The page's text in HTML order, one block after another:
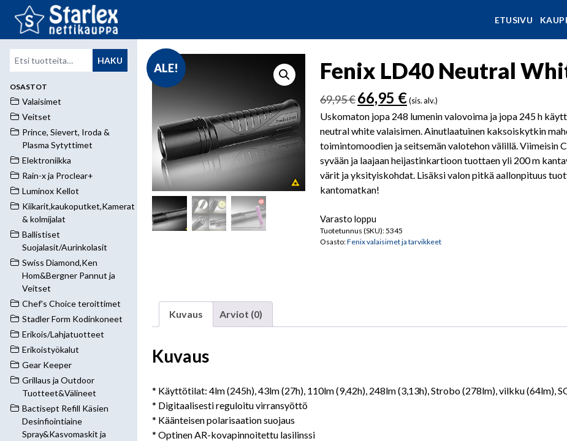
ETUSIVU
Etsi: HAKU
OSASTOT
Valaisimet
Veitset
Prince, Sievert, Iroda &
Plasma Sytyttimet
Elektroniikka
Rain-x ja Proclear+
Luminox Kellot
Kiikarit,kaukoputket,Kamerat
& kolmijalat
Ballistiset
Suojalasit/Aurinkolasit
Swiss Diamond,Ken
Hom&Bergner Pannut ja
Veitset
Chef's Choice teroittimet
Stadler Form Kodinkoneet
Erikois/Lahjatuotteet
Erikoistyökalut
Gear Keeper
Grillaus ja Outdoor
Tuotteet&Välineet
Bactisept Refill Käsien
Desinfiointiaine
Spray&Kasvomaskit ja
ALE! Fenix LD40 Neutral
69,95€ Alkuperäinen
hinta
oli:
69,95 €.
66,95 €Nykyinen
hinta
on:
66,95 €.
(sis. alv.)
Uskomaton jopa 248 lumenin valovoima ja jopa 245 h
neutral white valaisimen. Ainutlaatuinen kaksoiskytkin
toimintomoodien ja seitsemän valotehon välillä. Viimeisin
syvään ja laajaan heijastinkartioon tuottaen yli 200 m
värit ja yksityiskohdat. Lisäksi valon pitkä aallonpituus
kantomatkan!
Varasto loppu
Tuotetunnus (SKU):5345
Osasto:Fenix valaisimet ja tarvikkeet
Kuvaus Arviot (0)
Kuvaus
* Käyttötilat: 4lm (245h), 43lm (27h), 110lm (9,42h), 248lm (3,13h), Strobo (278lm), vilkku (64lm),
* Digitaalisesti reguloitu virransyöttö
* Käänteisen polarisaation suojaus
* Optinen AR-kovapinnoitettu lasilinssi